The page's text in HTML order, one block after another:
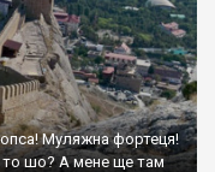
Муляжна фортеця!
то шо? А мене ще там